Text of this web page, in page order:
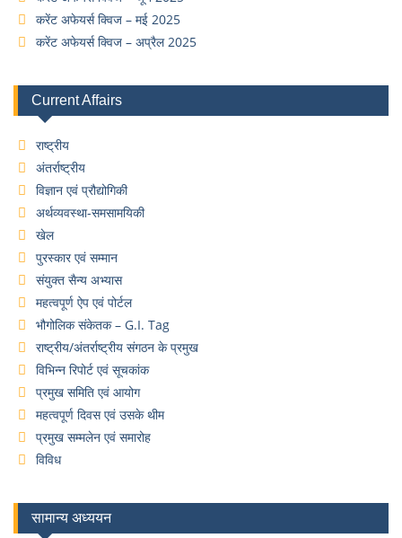
करेंट अफेयर्स क्विज – मई 2025
करेंट अफेयर्स क्विज – अप्रैल 2025
Current Affairs
राष्ट्रीय
अंतर्राष्ट्रीय
विज्ञान एवं प्रौद्योगिकी
अर्थव्यवस्था-समसामयिकी
खेल
पुरस्कार एवं सम्मान
संयुक्त सैन्य अभ्यास
महत्वपूर्ण ऐप एवं पोर्टल
भौगोलिक संकेतक – G.I. Tag
राष्ट्रीय/अंतर्राष्ट्रीय संगठन के प्रमुख
विभिन्न रिपोर्ट एवं सूचकांक
प्रमुख समिति एवं आयोग
महत्वपूर्ण दिवस एवं उसके थीम
प्रमुख सम्मलेन एवं समारोह
विविध
सामान्य अध्ययन